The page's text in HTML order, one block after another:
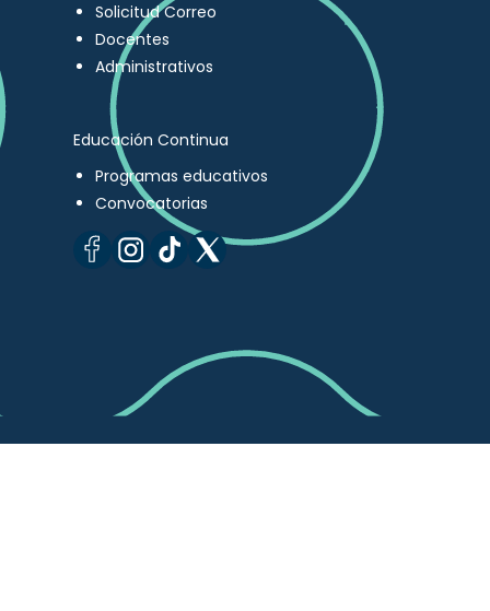
Solicitud Correo
Docentes
Administrativos
Educación Continua
Programas educativos
Convocatorias